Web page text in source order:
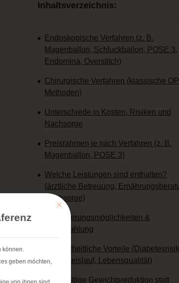
Inhaltsverzeichnis:
Endoskopische Verfahren (z. B.
Magenballon, Schluckballon, POSE 3,
Endomina, Overstitch)
Chirurgische Verfahren (klassische
Methoden)
Unterschiede in Kosten, Risiken und
Nachsorge
Preisrahmen je nach Verfahren (z. B.
Magenballon, POSE 3)
Welche Leistungen sind enthalten?
(ärztliche Betreuung,
Nachsorge)
Finanzierungsmöglichkeiten &
Ratenzahlung
Gesundheitliche Vorteile
Herz-Kreislauf, Lebensqualität)
Nachhaltige Gewichtsreduktion statt
Mit diesem Button wird der Dialog
können.
geben möchten,